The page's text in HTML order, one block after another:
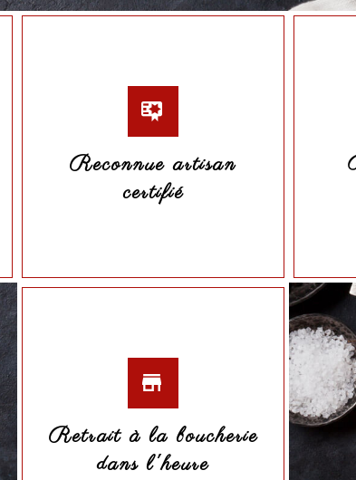
Reconnue artisan
certifié
Retrait à la boucherie
dans l'heure